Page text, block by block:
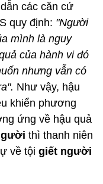
các căn cứ
quy định: "Người
mình là nguy
của hành vi đó
nhưng vẫn có
Như vậy, hậu
khiển phương
ứng về hậu quả
thì thanh niên
về tội giết người